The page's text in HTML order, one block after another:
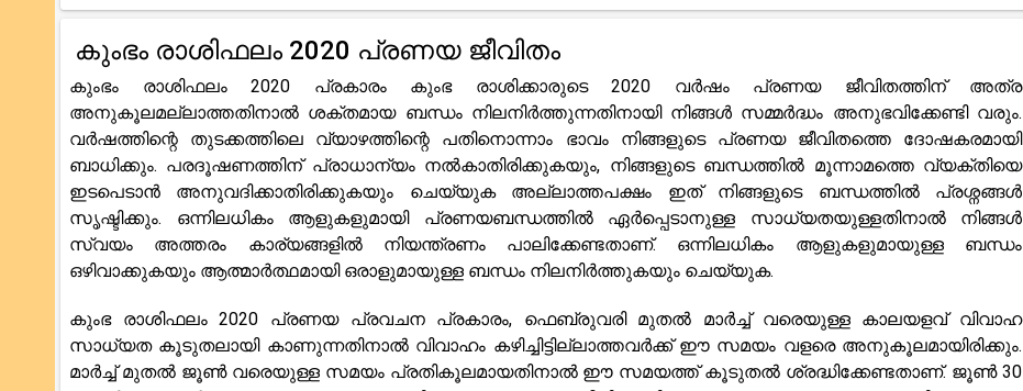
കുംഭം രാശിഫലം 2020 പ്രണയ ജീവിതം
കുംഭം രാശിഫലം 2020 പ്രകാരം കുംഭ രാശിക്കാരുടെ 2020 വർഷം പ്രണയ ജീവിതത്തിന് അത്ര
അനുകൂലമല്ലാത്തതിനാൽ ശക്തമായ ബന്ധം നിലനിർത്തുന്നതിനായി നിങ്ങൾ സമ്മർദ്ധം അനുഭവിക്കേണ്ടി വരും.
വർഷത്തിന്റെ തുടക്കത്തിലെ വ്യാഴത്തിന്റെ പതിനൊന്നാം ഭാവം നിങ്ങളുടെ പ്രണയ ജീവിതത്തെ ദോഷകരമായി
ബാധിക്കും. പരദൂഷണത്തിന് പ്രാധാന്യം നൽകാതിരിക്കുകയും, നിങ്ങളുടെ ബന്ധത്തിൽ മൂന്നാമത്തെ വ്യക്തിയെ
ഇടപെടാൻ അനുവദിക്കാതിരിക്കുകയും ചെയ്യുക അല്ലാത്തപക്ഷം ഇത് നിങ്ങളുടെ ബന്ധത്തിൽ പ്രശ്നങ്ങൾ
സൃഷ്ടിക്കും. ഒന്നിലധികം ആളുകളുമായി പ്രണയബന്ധത്തിൽ ഏർപ്പെടാനുള്ള സാധ്യതയുള്ളതിനാൽ നിങ്ങൾ
സ്വയം അത്തരം കാര്യങ്ങളിൽ നിയന്ത്രണം പാലിക്കേണ്ടതാണ്. ഒന്നിലധികം ആളുകളുമായുള്ള ബന്ധം
ഒഴിവാക്കുകയും ആത്മാർത്ഥമായി ഒരാളുമായുള്ള ബന്ധം നിലനിർത്തുകയും ചെയ്യുക.
കുംഭ രാശിഫലം 2020 പ്രണയ പ്രവചന പ്രകാരം, ഫെബ്രുവരി മുതൽ മാർച്ച് വരെയുള്ള കാലയളവ് വിവാഹ
സാധ്യത കൂടുതലായി കാണുന്നതിനാൽ വിവാഹം കഴിച്ചിട്ടില്ലാത്തവർക്ക് ഈ സമയം വളരെ അനുകൂലമായിരിക്കും.
മാർച്ച് മുതൽ ജൂൺ വരെയുള്ള സമയം പ്രതികൂലമായതിനാൽ ഈ സമയത്ത് കൂടുതൽ ശ്രദ്ധിക്കേണ്ടതാണ്. ജൂൺ 30